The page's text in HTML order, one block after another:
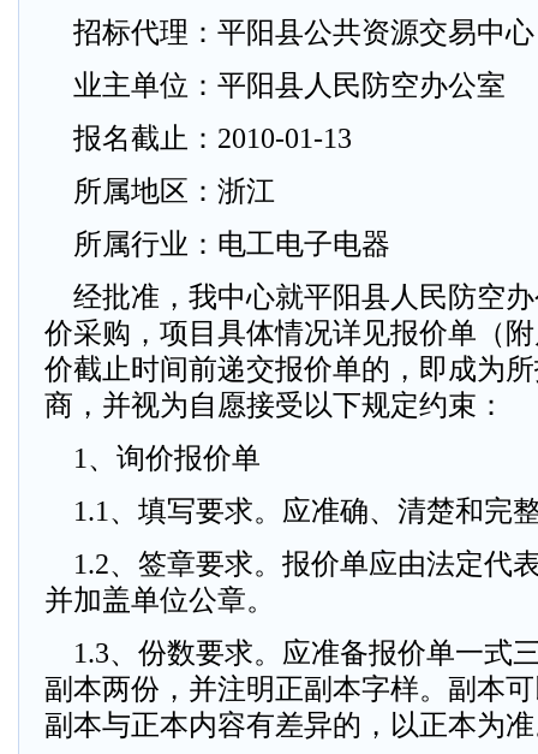
招标代理：平阳县公共资源交易中心
业主单位：平阳县人民防空办公室
报名截止：2010-01-13
所属地区：浙江
所属行业：电工电子电器
经批准，我中心就平阳县人民防空
价采购，项目具体情况详见报价单（
价截止时间前递交报价单的，即成为
商，并视为自愿接受以下规定约束：
1、询价报价单
1.1、填写要求。应准确、清楚和完
1.2、签章要求。报价单应由法定代
并加盖单位公章。
1.3、份数要求。应准备报价单一式
副本两份，并注明正副本字样。副本
副本与正本内容有差异的，以正本为